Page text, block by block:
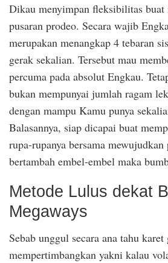
Dikau menyimpan fleksibilitas buat
pusaran prodeo. Secara wajib
merupakan menangkap 4 tebaran
gerak sekalian. Tersebut mau
percuma pada absolut Engkau.
bukan mempunyai jumlah ragam
dengan mampu Kamu punya
Balasannya, siap dicapai buat
rupa-rupanya bersama
bertambah embel-embel maka
Metode Lulus dekat
Megaways
Sebab unggul secara ana tahu karet
mempertimbangkan yakni kalau